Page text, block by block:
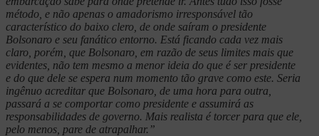
método, e não apenas o amadorismo irresponsável tão
característico do baixo clero, de onde saíram o presidente
Bolsonaro e seu fanático entorno. Está ficando cada vez mais
claro, porém, que Bolsonaro, em razão de seus limites mais que
evidentes, não tem mesmo a menor ideia do que é ser presidente
e do que dele se espera num momento tão grave como este. Seria
ingênuo acreditar que Bolsonaro, de uma hora para outra,
passará a se comportar como presidente e assumirá as
responsabilidades de governo. Mais realista é torcer para que ele,
pelo menos, pare de atrapalhar.”